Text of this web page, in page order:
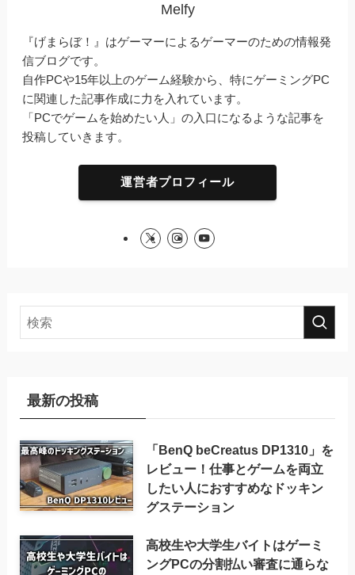
Melfy
『げまらぼ！』はゲーマーによるゲーマーのための情報発
信ブログです。
自作PCや15年以上のゲーム経験から、特にゲーミングPC
に関連した記事作成に力を入れています。
「PCでゲームを始めたい人」の入口になるような記事を
投稿していきます。
運営者プロフィール
最新の投稿
「BenQ beCreatus DP1310」を
レビュー！仕事とゲームを両立
したい人におすすめなドッキン
グステーション
高校生や大学生バイトはゲーミ
ングPCの分割払い審査に通らな